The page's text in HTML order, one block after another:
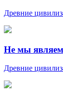
Древние
Не мы
Древние